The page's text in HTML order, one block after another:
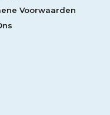
Voorwaarden